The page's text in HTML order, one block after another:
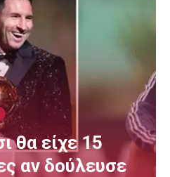
θα είχε 15
αν δούλευσε